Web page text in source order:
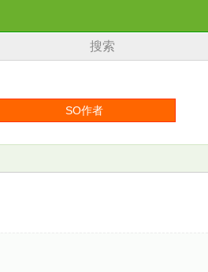
搜索